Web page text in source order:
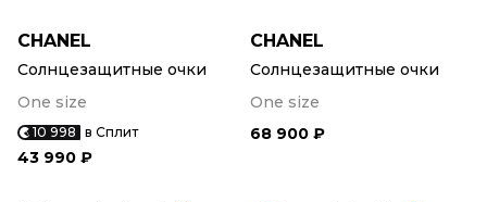
CHANEL
Солнцезащитные очки
One size
10 998 в Сплит
43 990 ₽
CHANEL
Солнцезащитные очки
One size
68 900 ₽